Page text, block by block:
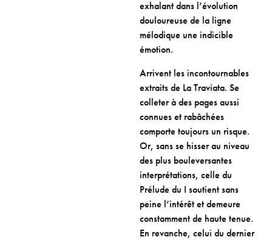
exhalant dans l’évolution
douloureuse de la ligne
mélodique une indicible
émotion.
Arrivent les incontournables
extraits de La Traviata. Se
colleter à des pages aussi
connues et rabâchées
comporte toujours un risque.
Or, sans se hisser au niveau
des plus bouleversantes
interprétations, celle du
Prélude du I soutient sans
peine l’intérêt et demeure
constamment de haute tenue.
En revanche, celui du dernier